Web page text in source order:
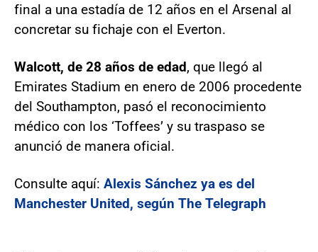
final a una estadía de 12 años en el Arsenal al
concretar su fichaje con el Everton.
Walcott, de 28 años de edad, que llegó al
Emirates Stadium en enero de 2006 procedente
del Southampton, pasó el reconocimiento
médico con los ‘Toffees’ y su traspaso se
anunció de manera oficial.
Consulte aquí: Alexis Sánchez ya es del
Manchester United, según The Telegraph